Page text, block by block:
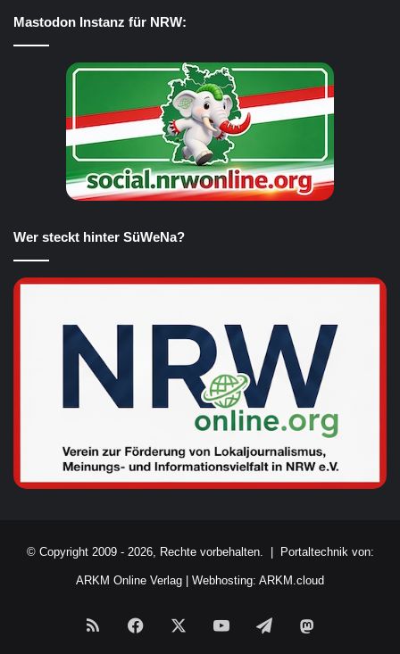
Mastodon Instanz für NRW:
Wer steckt hinter SüWeNa?
© Copyright 2009 - 2026, Rechte vorbehalten. | Portaltechnik von:
ARKM Online Verlag Webhosting: ARKM.cloud
RSS Facebook YouTubeTelegram